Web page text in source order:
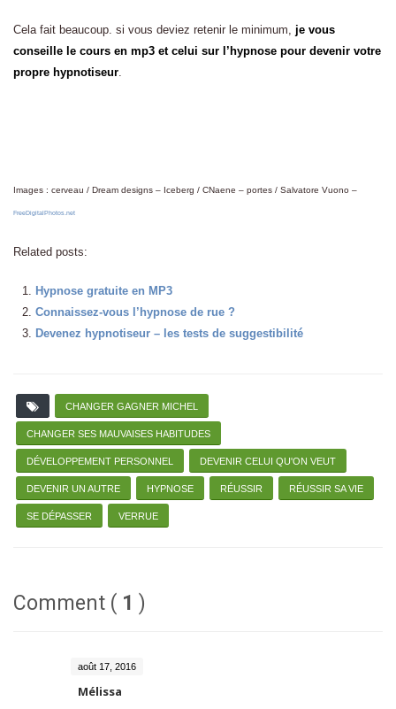
Cela fait beaucoup. si vous deviez retenir le minimum, je vous
conseille le cours en mp3 et celui sur l’hypnose pour devenir votre
propre hypnotiseur
Images : cerveau / Dream designs – Iceberg / CNaene – portes / Salvatore Vuono –
FreeDigitalPhotos.net
Related posts:
Hypnose gratuite en MP3
Connaissez-vous l’hypnose de rue ?
Devenez hypnotiseur – les tests de suggestibilité
CHANGER GAGNER MICHEL
CHANGER SES MAUVAISES HABITUDES
DÉVELOPPEMENT PERSONNEL DEVENIR CELUI QU'ON VEUT
DEVENIR UN AUTRE HYPNOSE RÉUSSIR RÉUSSIR SA VIE
SE DÉPASSER VERRUE
Comment ( 1 )
août 17, 2016
Mélissa